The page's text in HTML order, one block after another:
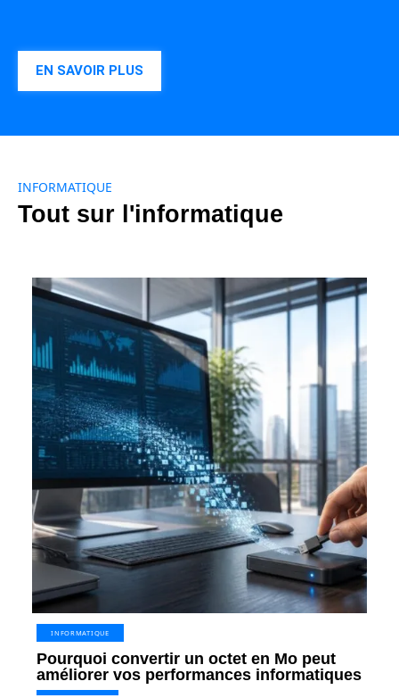
EN SAVOIR PLUS
INFORMATIQUE
Tout sur l'informatique
INFORMATIQUE
Pourquoi convertir un octet en Mo peut
améliorer vos performances informatiques